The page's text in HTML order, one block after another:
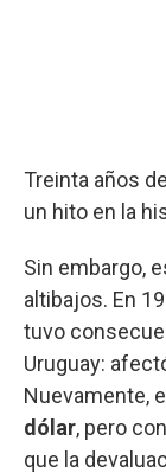
Treinta años
un hito en la
Sin embargo,
altibajos. En
tuvo
Uruguay:
Nuevamente,
dólar, pero
que la